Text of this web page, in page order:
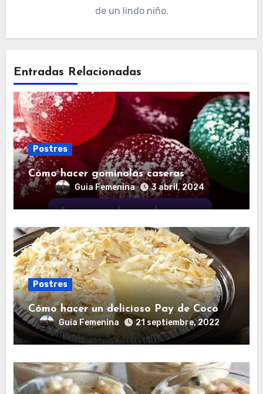
de un lindo niño.
Entradas Relacionadas
Postres
Cómo hacer gominolas caseras
Guia Femenina 3 abril, 2024
Postres
Cómo hacer un delicioso Pay de Coco
Guia Femenina 21 septiembre, 2022